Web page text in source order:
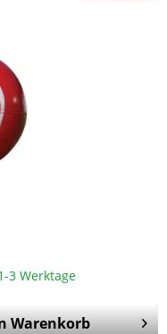
3 Werktage
Warenkorb